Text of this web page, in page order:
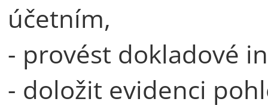
účetním,
- provést dokladové
- doložit evidenci